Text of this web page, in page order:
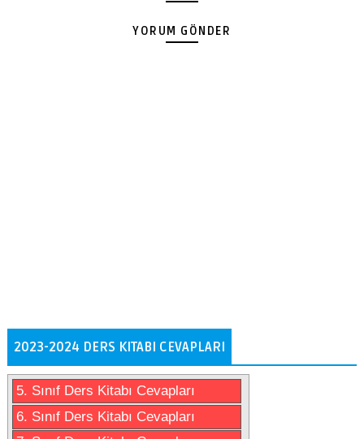
YORUM GÖNDER
2023-2024 DERS KITABI CEVAPLARI
5. Sınıf Ders Kitabı Cevapları
6. Sınıf Ders Kitabı Cevapları